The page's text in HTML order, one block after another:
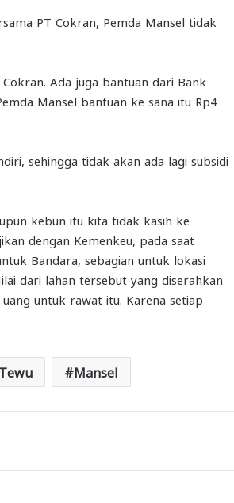
PT Cokran, Pemda Mansel tidak
Ada juga bantuan dari Bank
Mansel bantuan ke sana itu Rp4
sehingga tidak akan ada lagi subsidi
kebun itu kita tidak kasih ke
dengan Kemenkeu, pada saat
Bandara, sebagian untuk lokasi
dari lahan tersebut yang diserahkan
untuk rawat itu. Karena setiap
Mansel